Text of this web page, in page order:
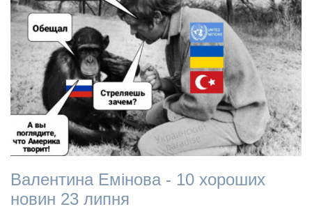
Валентина Емінова - 10 хороших
новин 23 липня